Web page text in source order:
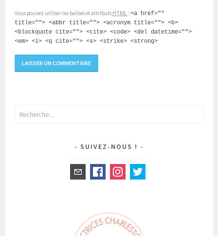
Vous pouvez utiliser ces balises et attributs HTML :<a href=""
title=""> <abbr title=""> <acronym title=""> <b>
<blockquote cite=""> <cite> <code> <del datetime="">
<em> <i> <q cite=""> <s> <strike> <strong>
Rechercher :
SUIVEZ-NOUS !